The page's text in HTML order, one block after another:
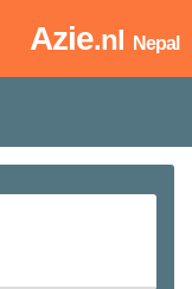
Azie.nl Nepal